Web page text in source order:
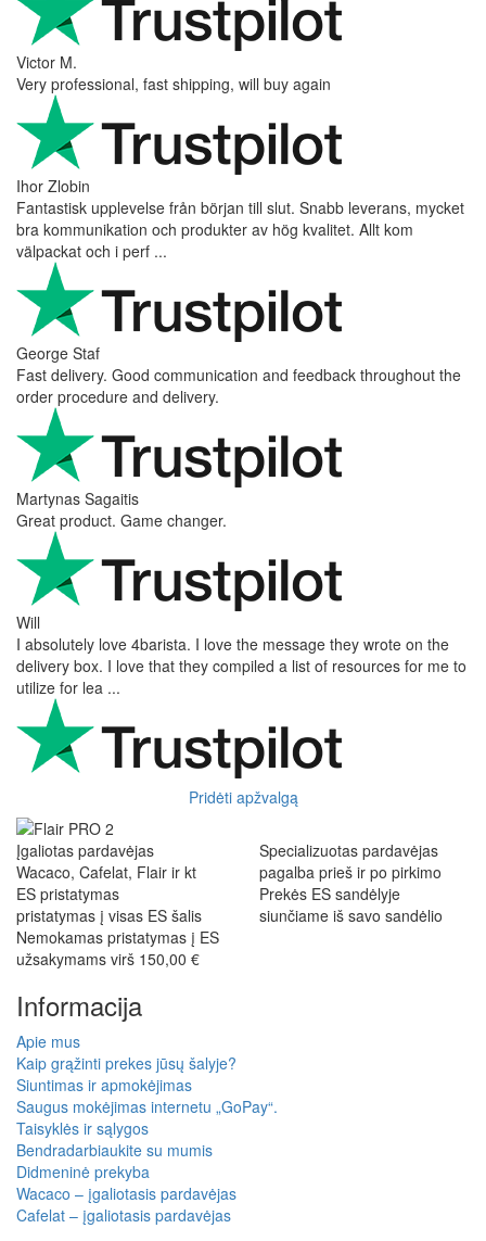
Victor M.
Very professional, fast shipping, will buy again
Ihor Zlobin
Fantastisk upplevelse från början till slut. Snabb leverans, mycket
bra kommunikation och produkter av hög kvalitet. Allt kom
välpackat och i perf ...
George Staf
Fast delivery. Good communication and feedback throughout the
order procedure and delivery.
Martynas Sagaitis
Great product. Game changer.
Will
I absolutely love 4barista. I love the message they wrote on the
delivery box. I love that they compiled a list of resources for me to
utilize for lea ...
Pridėti apžvalgą
Įgaliotas pardavėjas
Wacaco, Cafelat, Flair ir kt
Specializuotas pardavėjas
pagalba prieš ir po pirkimo
ES pristatymas
pristatymas į visas ES šalis
Prekės ES sandėlyje
siunčiame iš savo sandėlio
Nemokamas pristatymas į ES
užsakymams virš 150,00 €
Informacija
Apie mus
Kaip grąžinti prekes jūsų šalyje?
Siuntimas ir apmokėjimas
Saugus mokėjimas internetu „GoPay“.
Taisyklės ir sąlygos
Bendradarbiaukite su mumis
Didmeninė prekyba
Wacaco – įgaliotasis pardavėjas
Cafelat – įgaliotasis pardavėjas